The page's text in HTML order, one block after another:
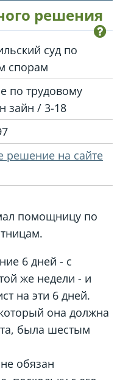
решения
суд по
спорам
по трудовому
зайн / 3-18
решение на сайте
помощницу по
6 дней - с
же недели - и
на эти 6 дней.
она должна
была шестым
обязан